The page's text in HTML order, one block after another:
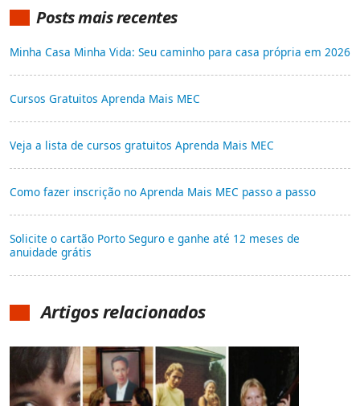
Posts mais recentes
Minha Casa Minha Vida: Seu caminho para casa própria em 2026
Cursos Gratuitos Aprenda Mais MEC
Veja a lista de cursos gratuitos Aprenda Mais MEC
Como fazer inscrição no Aprenda Mais MEC passo a passo
Solicite o cartão Porto Seguro e ganhe até 12 meses de
anuidade grátis
Artigos relacionados